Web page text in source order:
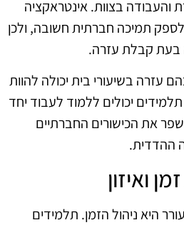
והעבודה בצוות. אינטראקציה
תמיכה חברתית חשובה, ולכן
בעת קבלת עזרה.
עזרה בשיעורי בית יכולה להוות
יכולים ללמוד לעבוד יחד
את הכישורים החברתיים
ההדדית.
ואיזון
היא ניהול הזמן. תלמידים